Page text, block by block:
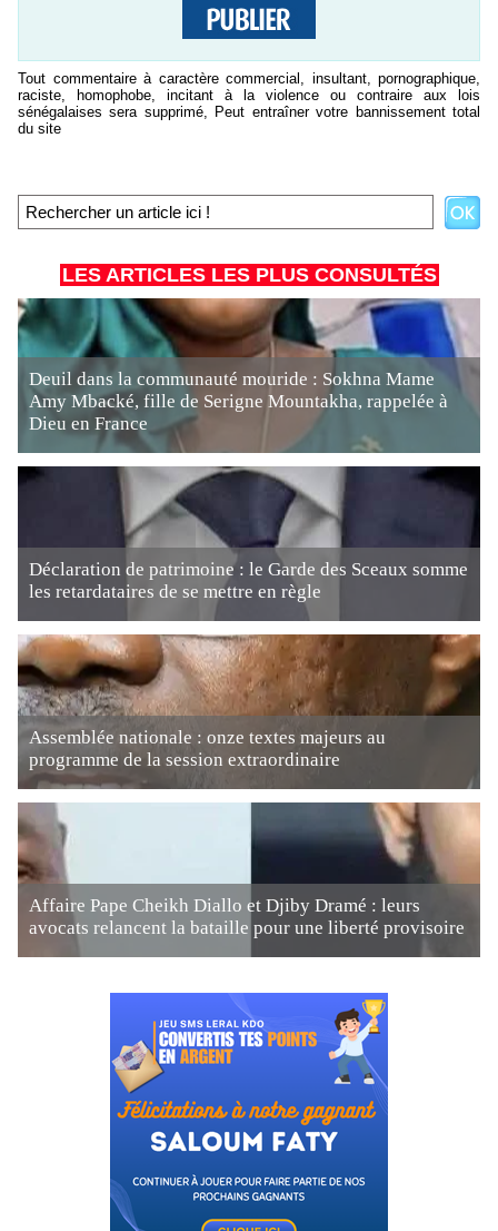
Tout commentaire à caractère commercial, insultant, pornographique,
raciste, homophobe, incitant à la violence ou contraire aux lois
sénégalaises sera supprimé, Peut entraîner votre bannissement total
du site
LES ARTICLES LES PLUS CONSULTÉS
Deuil dans la communauté mouride : Sokhna Mame
Amy Mbacké, fille de Serigne Mountakha, rappelée à
Dieu en France
Déclaration de patrimoine : le Garde des Sceaux somme
les retardataires de se mettre en règle
Assemblée nationale : onze textes majeurs au
programme de la session extraordinaire
Affaire Pape Cheikh Diallo et Djiby Dramé : leurs
avocats relancent la bataille pour une liberté provisoire